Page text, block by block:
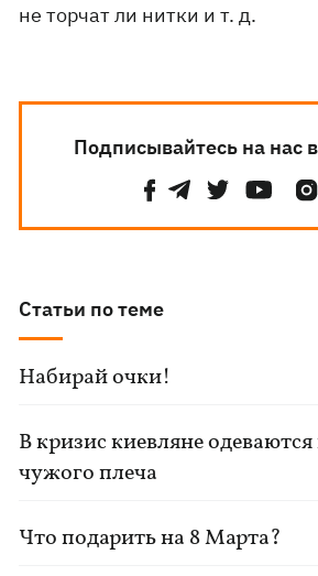
не торчат ли нитки и т. д.
Подписывайтесь на нас
Статьи по теме
Набирай очки!
В кризис киевляне одеваются
чужого плеча
Что подарить на 8 Марта?